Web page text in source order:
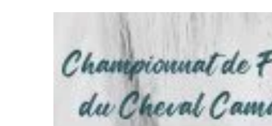
- A 15h00 :
- A 9h30 :
-